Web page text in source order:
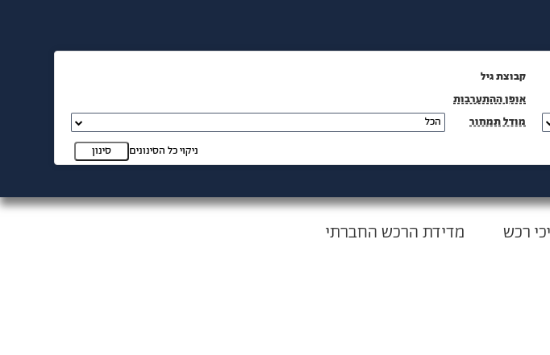
קבוצת גיל
אופן ההתערבות
מודל תמחור
הכל
ניקוי כל הסינונים סינון
רכש מדידת הרכש החברתי